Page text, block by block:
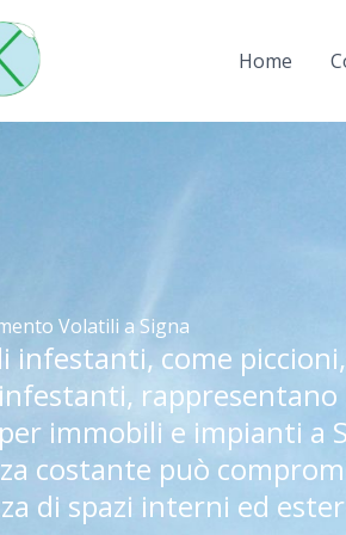
Home
Volatili a Signa
infestanti, come
immobili e impianti a
costante può
di spazi interni ed